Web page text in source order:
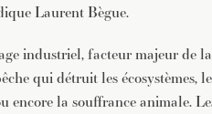
Laurent Bègue.
industriel, facteur majeur de
qui détruit les écosystèmes,
encore la souffrance animale.